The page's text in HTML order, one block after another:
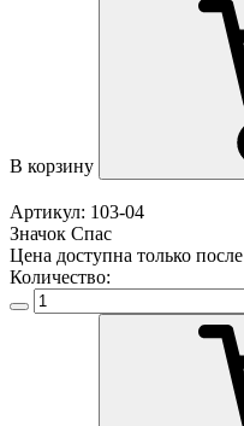
В корзину
Артикул: 103-04
Значок Спас
Цена доступна только после
Количество: